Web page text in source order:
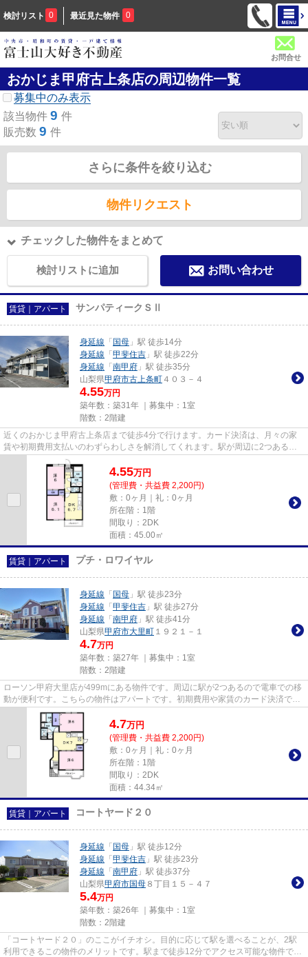
検討リスト 0 最近見た物件 0
お問合せ
おかじま甲府古上条店の周辺物件一覧
募集中のみ表示
該当物件 9 件
販売数 9 件
さらに条件を絞り込む
物件リクエスト
チェックした物件をまとめて
検討リストに追加 お問い合わせ
賃貸｜アパート サンパティークＳⅡ
身延線 「 国母 」駅 徒歩14分
身延線 「 甲斐住吉 」駅 徒歩22分
身延線 「 南甲府 」駅 徒歩35分
山梨県甲府市古上条町 ４０３－４
4.55万円
築年数：築31年 ｜募集中： 1室
階数：2階建
近くのおかじま甲府古上条店まで徒歩4分で行けます。カード決済は、月々の家
賃や初期費用支払いのわずらわしさを解消してくれます。駅が周辺に2つあるの
で行動範囲が広がります。こち...
4.55万円
(管理費・共益費 2,200円)
敷：0ヶ月｜礼：0ヶ月
所在階：1階
間取り：2DK
面積：45.00㎡
賃貸｜アパート プチ・ロワイヤル
身延線 「 国母 」駅 徒歩23分
身延線 「 甲斐住吉 」駅 徒歩27分
身延線 「 南甲府 」駅 徒歩41分
山梨県甲府市大里町 １９２１－１
4.7万円
築年数：築27年 ｜募集中： 1室
階数：2階建
ローソン甲府大里店が499mにある物件です。周辺に駅が2つあるので電車での移
動が便利です。こちらの物件はアパートです。初期費用や家賃のカード決済で、
月々の支払の手間を省けます。...
4.7万円
(管理費・共益費 2,200円)
敷：0ヶ月｜礼：0ヶ月
所在階：1階
間取り：2DK
面積：44.34㎡
賃貸｜アパート コートヤード２０
身延線 「 国母 」駅 徒歩12分
身延線 「 甲斐住吉 」駅 徒歩23分
身延線 「 南甲府 」駅 徒歩37分
山梨県甲府市国母 ８丁目１５－４７
5.4万円
築年数：築26年 ｜募集中： 1室
階数：2階建
「コートヤード２０」のここがイチオシ。目的に応じて駅を選べることが、2駅
利用できるこの物件のメリットです。駅まで徒歩12分でアクセス可能な物件で